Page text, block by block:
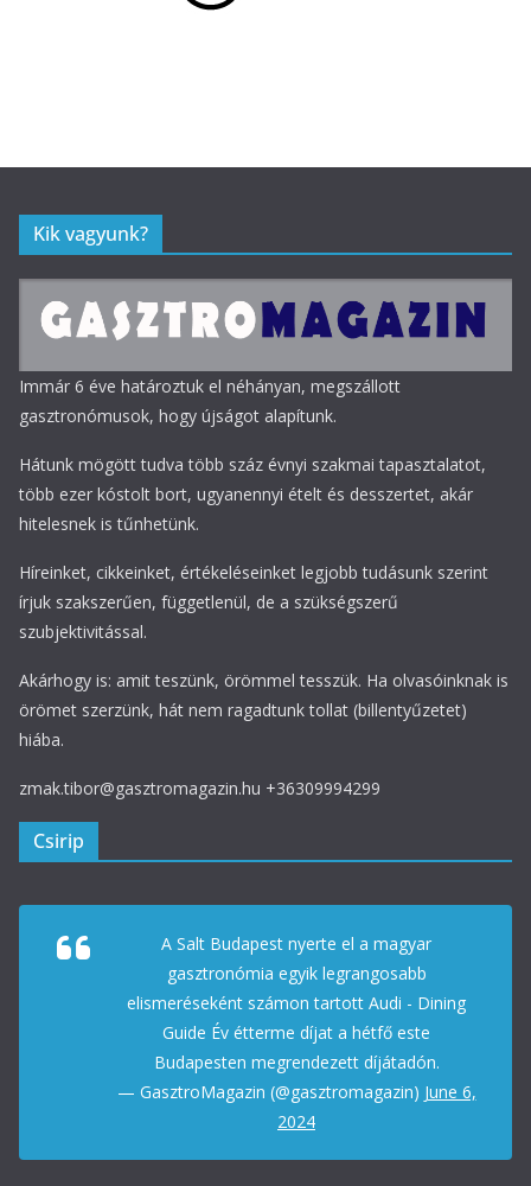
Kik vagyunk?
Immár 6 éve határoztuk el néhányan, megszállott
gasztronómusok, hogy újságot alapítunk.
Hátunk mögött tudva több száz évnyi szakmai tapasztalatot,
több ezer kóstolt bort, ugyanennyi ételt és desszertet, akár
hitelesnek is tűnhetünk.
Híreinket, cikkeinket, értékeléseinket legjobb tudásunk szerint
írjuk szakszerűen, függetlenül, de a szükségszerű
szubjektivitással.
Akárhogy is: amit teszünk, örömmel tesszük. Ha olvasóinknak is
örömet szerzünk, hát nem ragadtunk tollat (billentyűzetet)
hiába.
zmak.tibor@gasztromagazin.hu +36309994299
Csirip
A Salt Budapest nyerte el a magyar
gasztronómia egyik legrangosabb
elismeréseként számon tartott Audi - Dining
Guide Év étterme díjat a hétfő este
Budapesten megrendezett díjátadón.
— GasztroMagazin (@gasztromagazin) June 6,
2024